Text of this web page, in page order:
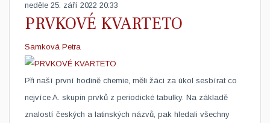
neděle 25. září 2022 20:33
PRVKOVÉ KVARTETO
Samková Petra
​Při naší první hodině chemie, měli žáci za úkol sesbírat co
nejvíce A. skupin prvků z periodické tabulky. Na základě
znalostí českých a latinských názvů, pak hledali všechny